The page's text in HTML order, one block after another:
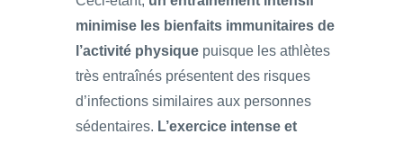
minimise les bienfaits immunitaires de
l’activité physique puisque les athlètes
très entraînés présentent des risques
d’infections similaires aux personnes
sédentaires. L’exercice intense et